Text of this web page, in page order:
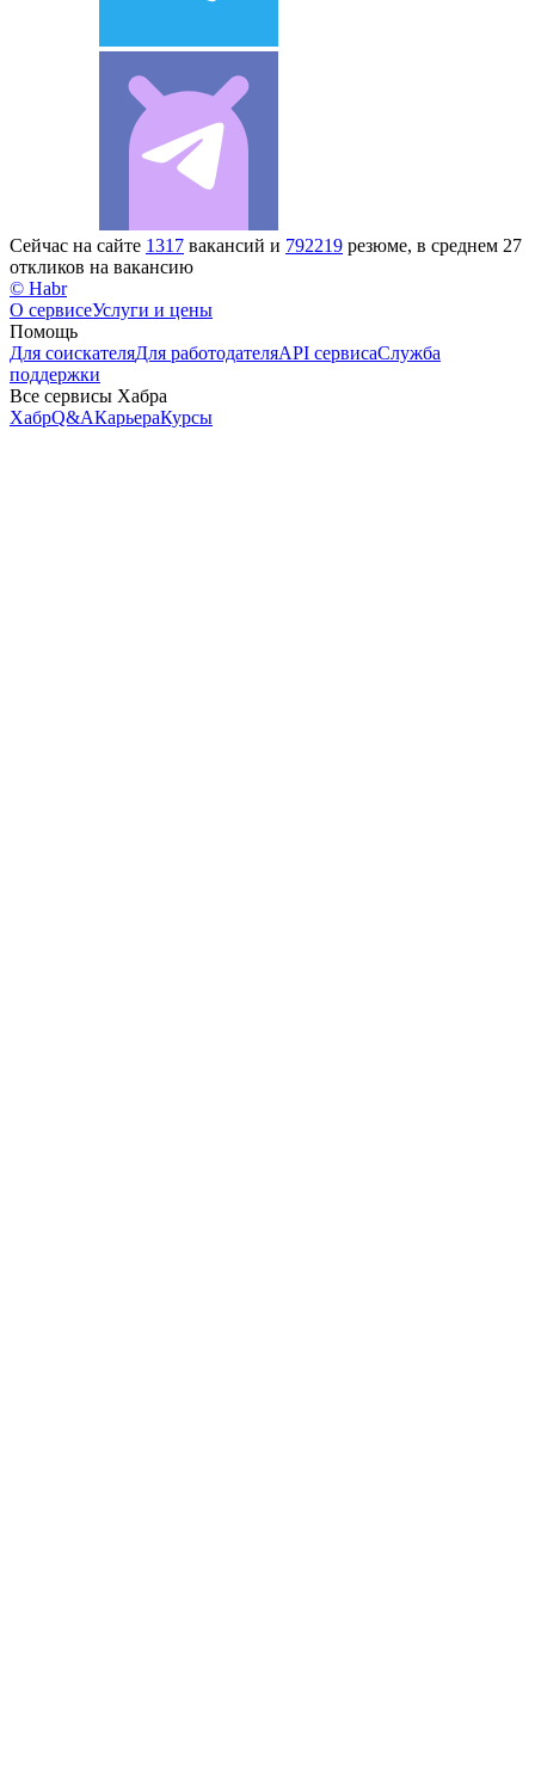
Сейчас на сайте 1317 вакансий и 792219 резюме, в среднем 27
откликов на вакансию
© Habr
О сервисеУслуги и цены
Помощь
Для соискателяДля работодателяAPI сервисаСлужба
поддержки
Все сервисы Хабра
ХабрQ&AКарьераКурсы